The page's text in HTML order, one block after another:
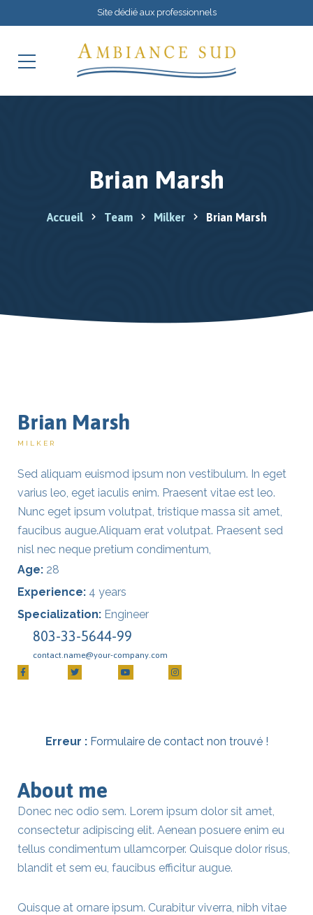
Site dédié aux professionnels
Brian Marsh
Accueil Team Milker Brian Marsh
Brian Marsh
MILKER
Sed aliquam euismod ipsum non vestibulum. In eget
varius leo, eget iaculis enim. Praesent vitae est leo.
Nunc eget ipsum volutpat, tristique massa sit amet,
faucibus augue.Aliquam erat volutpat. Praesent sed
nisl nec neque pretium condimentum,
Age: 28
Experience: 4 years
Specialization: Engineer
803-33-5644-99
contact.name@your-company.com
Erreur :Formulaire de contact non trouvé !
About me
Donec nec odio sem. Lorem ipsum dolor sit amet,
consectetur adipiscing elit. Aenean posuere enim eu
tellus condimentum ullamcorper. Quisque dolor risus,
blandit et sem eu, faucibus efficitur augue.
Quisque at ornare ipsum. Curabitur viverra, nibh vitae